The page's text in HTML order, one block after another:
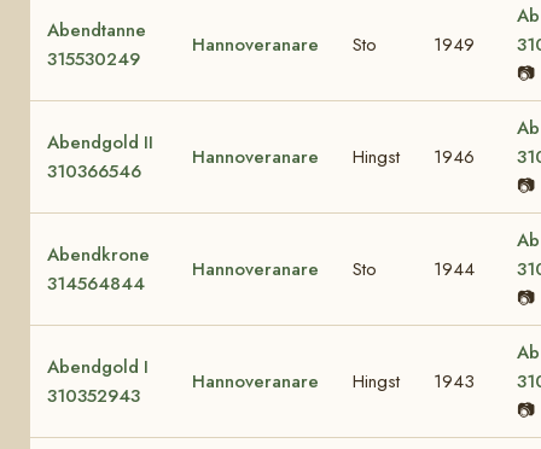
Abendtanne
315530249
Hannoveranare Sto 1949
📷
Abendgold II
310366546
Hannoveranare Hingst 1946
📷
Abendkrone
314564844
Hannoveranare Sto 1944
📷
Abendgold I
310352943
Hannoveranare Hingst 1943
📷